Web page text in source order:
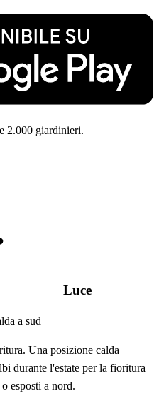
2.000 giardinieri.
Luce
a sud
Una posizione calda
durante l'estate per la fioritura
esposti a nord.